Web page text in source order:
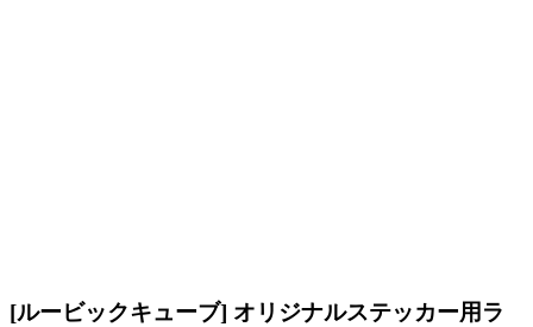
[ルービックキューブ] オリジナルステッカー用ラ